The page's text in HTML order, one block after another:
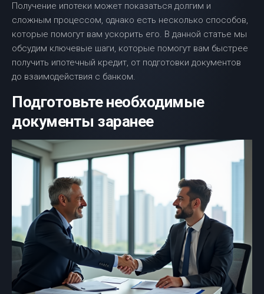
Получение ипотеки может показаться долгим и
сложным процессом, однако есть несколько способов,
которые помогут вам ускорить его. В данной статье мы
обсудим ключевые шаги, которые помогут вам быстрее
получить ипотечный кредит, от подготовки документов
до взаимодействия с банком.
Подготовьте необходимые
документы заранее